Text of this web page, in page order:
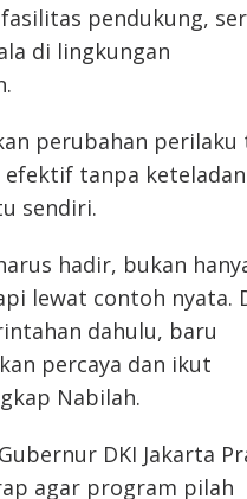
pendukung,
di lingkungan
perubahan perilaku
efektif tanpa
sendiri.
hadir, bukan
lewat contoh nyata.
dahulu, baru
percaya dan ikut
Nabilah.
DKI Jakarta
agar program pilah